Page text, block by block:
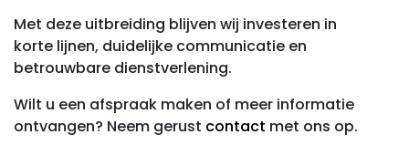
Met deze uitbreiding blijven wij investeren in
korte lijnen, duidelijke communicatie en
betrouwbare dienstverlening.
Wilt u een afspraak maken of meer informatie
ontvangen? Neem gerust contact met ons op.